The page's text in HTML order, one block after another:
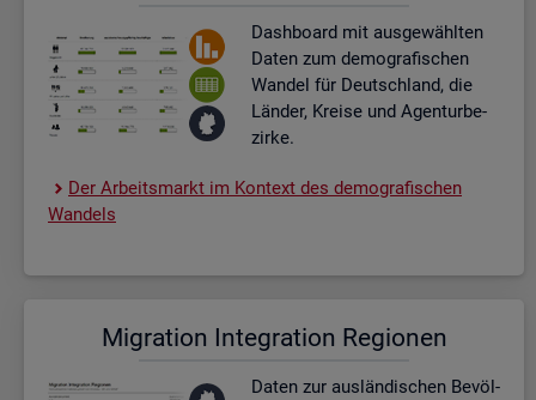
Dash­board mit aus­ge­wähl­ten
Daten zum de­mo­gra­fi­schen
Wan­del für Deutsch­land, die
Län­der, Krei­se und Agen­tur­be­
zir­ke.
Der Ar­beits­markt im Kon­text des de­mo­gra­fi­schen
Wan­dels
Mi­gra­ti­on In­te­gra­ti­on Re­gio­nen
Daten zur aus­län­di­schen Be­völ­